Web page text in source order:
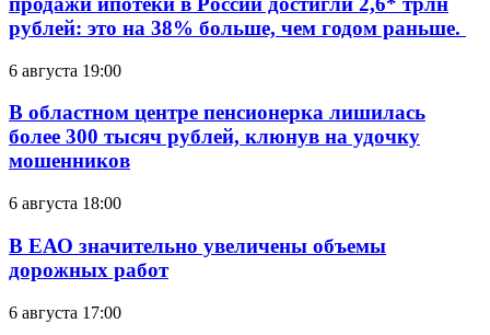
рублей: это на 38% больше, чем годом раньше.
6 августа 19:00
В областном центре пенсионерка лишилась
более 300 тысяч рублей, клюнув на удочку
мошенников
6 августа 18:00
В ЕАО значительно увеличены объемы
дорожных работ
6 августа 17:00